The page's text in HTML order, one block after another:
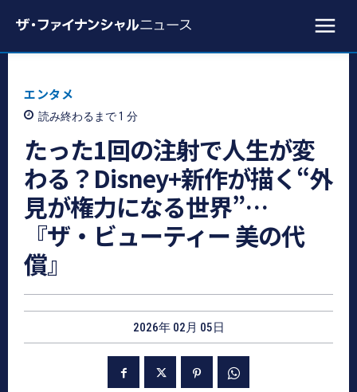
エンタメ
読み終わるまで 1 分
たった1回の注射で人生が変
わる？Disney+新作が描く“外
見が権力になる世界”…
『ザ・ビューティー 美の代
償』
2026年 02月 05日